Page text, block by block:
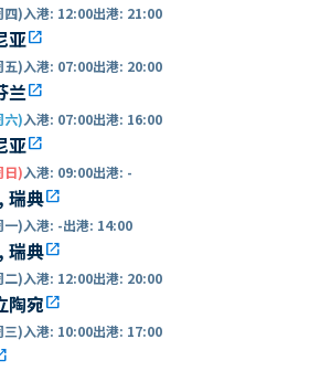
四)入港: 12:00出港: 21:00
亚open_in_new
五)入港: 07:00出港: 20:00
兰open_in_new
六)入港: 07:00出港: 16:00
亚open_in_new
日)入港: 09:00出港: -
瑞典open_in_new
一)入港: -出港: 14:00
瑞典open_in_new
二)入港: 12:00出港: 20:00
陶宛open_in_new
三)入港: 10:00出港: 17:00